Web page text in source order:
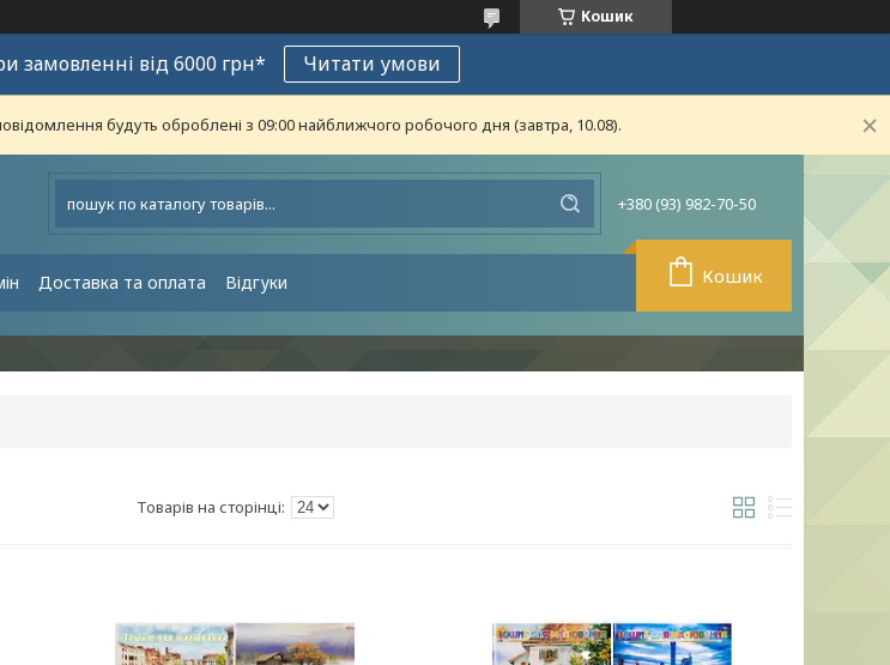
Кошик
замовленні від 6000 грн* Читати умови
будуть оброблені з 09:00 найближчого робочого дня (завтра, 10.08).
+380 (93) 982-70-50
Доставка та оплата Відгуки Кошик